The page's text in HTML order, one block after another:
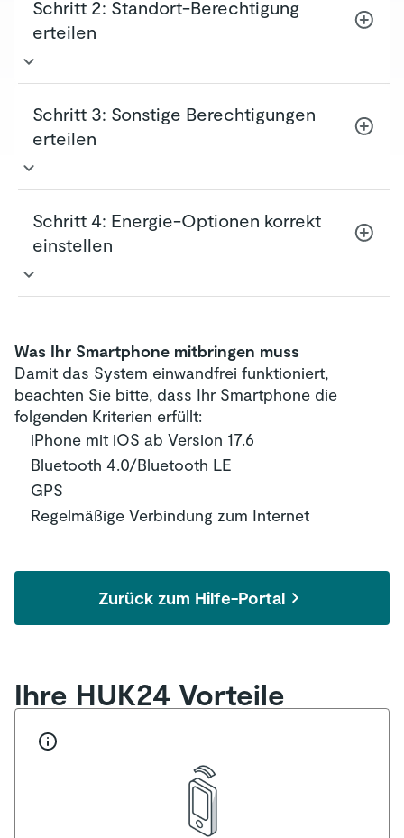
aktivieren
Einstellungen > Bluetooth aktivieren
Schritt 2: Standort-Berechtigung
erteilen
Einstellungen > HUK Mein Auto > Standort
auf „immer“ stellen
Falls vorhanden: Einstellungen > HUK Mein
Schritt 3: Sonstige Berechtigungen
erteilen
Hintergrundaktualisierung aktivieren
Schritt 4: Energie-Optionen korrekt
einstellen
Einstellungen > Batterie > Batteriezustand >
„Höchstleistungsfähigkeit“ wird angezeigt
Hinweis: Achten Sie darauf, ob hier
Einschränkungen vorliegen, die Sie
„deaktivieren“ können.
Einstellungen > App Store > „Unbenutzte
Apps auslagern“ deaktivieren
Hinweis: Wenn Sie „Unbenutzte Apps
die App „ausgelagert“ wird, kann die
Fahrtaufzeichnung nicht sichergestellt
Was Ihr Smartphone mitbringen muss
Damit das System einwandfrei funktioniert,
beachten Sie bitte, dass Ihr Smartphone die
folgenden Kriterien erfüllt:
iPhone mit iOS ab Version 17.6
Bluetooth 4.0/Bluetooth LE
GPS
Regelmäßige Verbindung zum Internet
Zurück zum Hilfe-Portal
Ihre HUK24 Vorteile